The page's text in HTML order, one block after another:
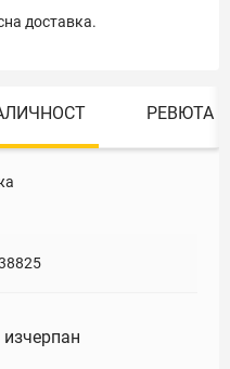
доставка.
РЕВЮТА
изчерпан